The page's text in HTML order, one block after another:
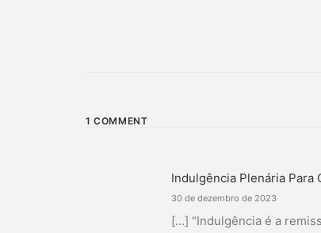
1 COMMENT
Indulgência Plenária Para
30 de dezembro de 2023
[…] “Indulgência é a